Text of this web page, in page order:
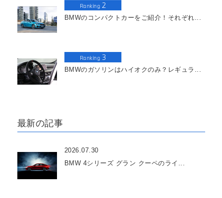
Ranking 2
BMWのコンパクトカーをご紹介！それぞれ...
Ranking 3
BMWのガソリンはハイオクのみ？レギュラ...
最新の記事
2026.07.30
BMW 4シリーズ グラン クーペのライ...